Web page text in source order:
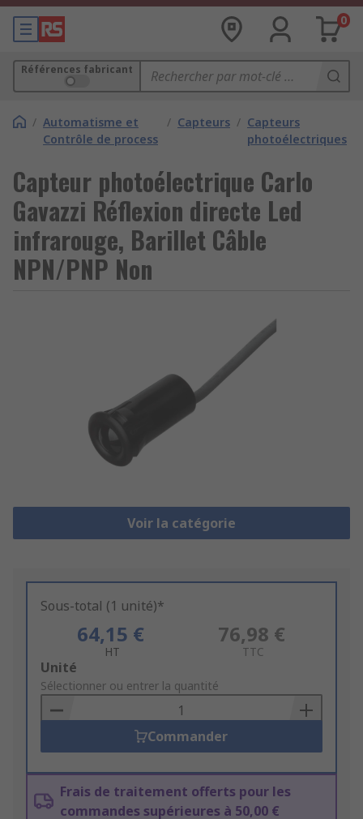
0
Références fabricant
/ Automatisme et
Contrôle de process
/ Capteurs / Capteurs
photoélectriques
Capteur photoélectrique Carlo
Gavazzi Réflexion directe Led
infrarouge, Barillet Câble
NPN/PNP Non
Voir la catégorie
Sous-total (1 unité)*
64,15 €
HT
76,98 €
TTC
Add
to
Basket
Unité
Sélectionner ou entrer la quantité
Commander
Frais de traitement offerts pour les
commandes supérieures à 50,00 €